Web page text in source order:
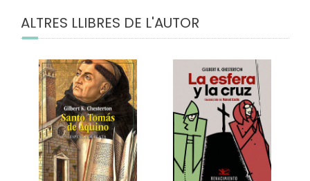
ALTRES LLIBRES DE L'AUTOR